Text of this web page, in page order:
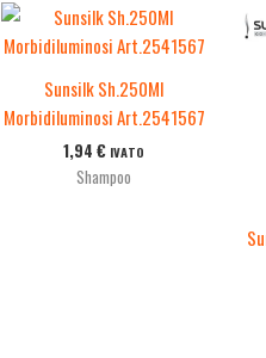
Sunsilk Sh.250Ml
Morbidiluminosi Art.2541567
1,94€ IVATO
Shampoo